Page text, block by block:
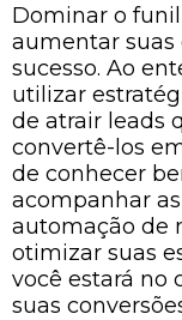
Dominar o
aumentar suas
sucesso. Ao
utilizar
de atrair leads
convertê-los
de conhecer
acompanhar
automação de
otimizar suas
você estará no
suas